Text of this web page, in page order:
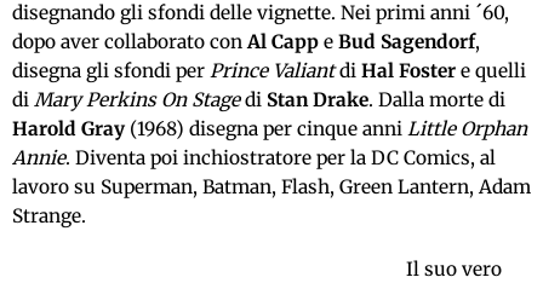
disegnando gli sfondi delle vignette. Nei primi anni ´60,
dopo aver collaborato conAl Capp e Bud Sagendorf,
disegna gli sfondi per Prince Valiantdi Hal Foster e quelli
di Mary Perkins On Stagedi Stan Drake. Dalla morte di
Harold Gray (1968) disegna per cinque anni Little Orphan
Annie. Diventa poi inchiostratore per la DC Comics, al
lavoro su Superman, Batman, Flash, Green Lantern, Adam
Strange.
Il suo vero